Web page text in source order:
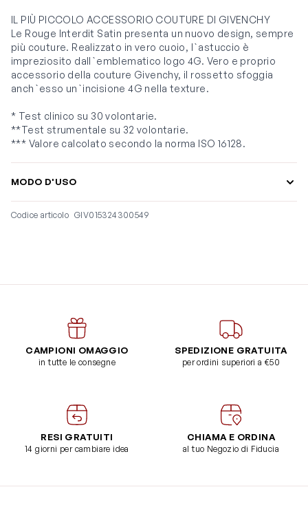
IL PIÙ PICCOLO ACCESSORIO COUTURE DI GIVENCHY
Le Rouge Interdit Satin presenta un nuovo design, sempre
più couture. Realizzato in vero cuoio, l`astuccio è
impreziosito dall`emblematico logo 4G. Vero e proprio
accessorio della couture Givenchy, il rossetto sfoggia
anch`esso un`incisione 4G nella texture.
* Test clinico su 30 volontarie.
**Test strumentale su 32 volontarie.
*** Valore calcolato secondo la norma ISO 16128.
MODO D'USO
Codice articolo GIV015324300549
CAMPIONI OMAGGIO
in tutte le consegne
SPEDIZIONE GRATUITA
per ordini superiori a €50
RESI GRATUITI
14 giorni per cambiare idea
CHIAMA E ORDINA
al tuo Negozio di Fiducia